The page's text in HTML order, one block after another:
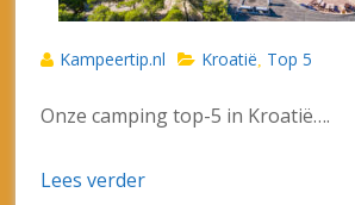
Kampeertip.nl Kroatië Top 5
Onze camping top-5 in Kroatië….
Lees verder